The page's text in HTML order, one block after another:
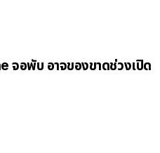
จอพับ อาจของขาดช่วงเปิด